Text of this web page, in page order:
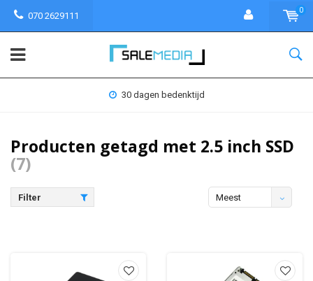
070 2629111
0
30 dagen bedenktijd
Producten getagd met 2.5 inch SSD
(7)
Filter
Meest